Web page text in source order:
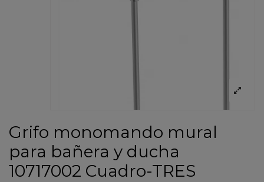
Grifo monomando mural
para bañera y ducha
10717002 Cuadro-TRES